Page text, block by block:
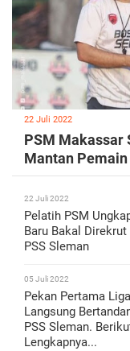
22 Juli 2022
PSM Makassar
Mantan Pemain
22 Juli 2022
Pelatih PSM
Baru Bakal
PSS Sleman
05 Juli 2022
Pekan Pertama
Langsung
PSS Sleman.
Lengkapnya...